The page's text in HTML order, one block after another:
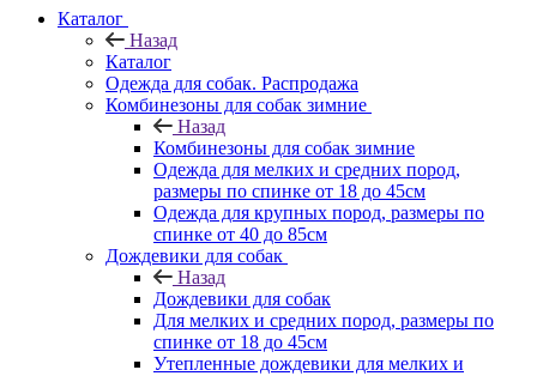
Каталог
Назад
Каталог
Одежда для собак. Распродажа
Комбинезоны для собак зимние
Назад
Комбинезоны для собак зимние
Одежда для мелких и средних пород,
размеры по спинке от 18 до 45см
Одежда для крупных пород, размеры по
спинке от 40 до 85см
Дождевики для собак
Назад
Дождевики для собак
Для мелких и средних пород, размеры по
спинке от 18 до 45см
Утепленные дождевики для мелких и